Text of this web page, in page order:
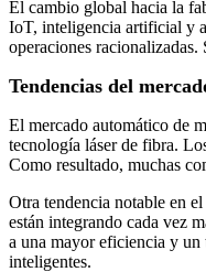
El cambio global hacia la
IoT, inteligencia artificial y
operaciones racionalizadas.
Tendencias del
El mercado automático de
tecnología láser de fibra.
Como resultado, muchas
Otra tendencia notable en
están integrando cada vez
a una mayor eficiencia y un
inteligentes.